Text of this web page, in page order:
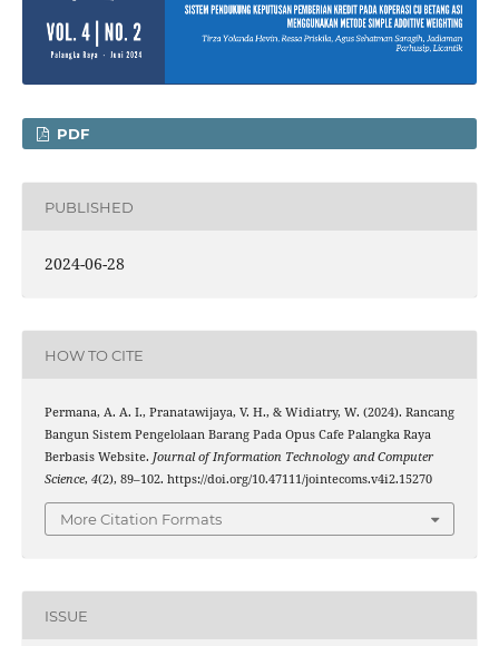
PDF
PUBLISHED
2024-06-28
HOW TO CITE
Permana, A. A. I., Pranatawijaya, V. H., & Widiatry, W. (2024). Rancang
Bangun Sistem Pengelolaan Barang Pada Opus Cafe Palangka Raya
Berbasis Website. Journal of Information Technology and Computer
Science, 4(2), 89–102. https://doi.org/10.47111/jointecoms.v4i2.15270
More Citation Formats
ISSUE